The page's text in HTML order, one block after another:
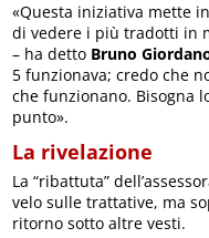
«Questa iniziativa mette
di vedere i più tradotti in
– ha detto Bruno
5 funzionava; credo che
che funzionano. Bisogna
punto».
La rivelazione
La “ribattuta”
velo sulle trattative, ma
ritorno sotto altre vesti.